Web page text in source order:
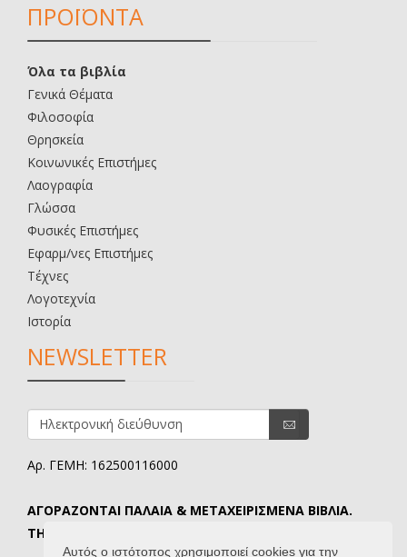
Αυτός ο ιστότοπος χρησιμοποιεί cookies για την
ΠΡΟΪΟΝΤΑ
Όλα τα βιβλία
Γενικά Θέματα
Φιλοσοφία
Θρησκεία
Κοινωνικές Επιστήμες
Λαογραφία
Γλώσσα
Φυσικές Επιστήμες
Εφαρμ/νες Επιστήμες
Τέχνες
Λογοτεχνία
Ιστορία
NEWSLETTER
Αρ. ΓΕΜΗ: 162500116000
ΑΓΟΡΑΖΟΝΤΑΙ ΠΑΛΑΙΑ & ΜΕΤΑΧΕΙΡΙΣΜΕΝΑ ΒΙΒΛΙΑ.
ΤΗΛ. ΕΠΙΚΟΙΝΩΝΙΑΣ: 6907645346.